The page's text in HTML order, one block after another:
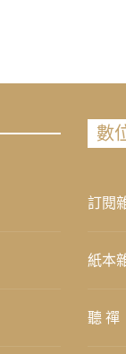
數
訂閱
紙本
聽 禪